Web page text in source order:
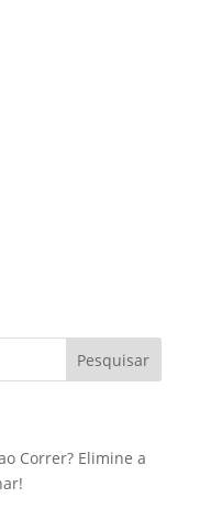
Pesquisar
Correr? Elimine a